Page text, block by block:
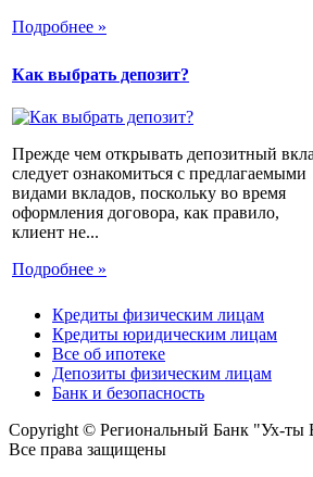
Подробнее »
Как выбрать депозит?
Прежде чем открывать депозитный
следует ознакомиться с предлагаемыми
видами вкладов, поскольку во время
оформления договора, как правило,
клиент не...
Подробнее »
Кредиты физическим лицам
Кредиты юридическим лицам
Все об ипотеке
Депозиты физическим лицам
Банк и безопасность
Copyright © Региональный Банк "Ух-ты
Все права защищены